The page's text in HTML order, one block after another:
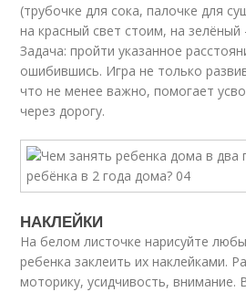
(трубочке для сока, палочке для
на красный свет стоим, на
Задача: пройти указанное
ошибившись. Игра не только
что не менее важно, помогает
через дорогу.
НАКЛЕЙКИ
На белом листочке нарисуйте
ребенка заклеить их наклейками.
моторику, усидчивость, внимание.